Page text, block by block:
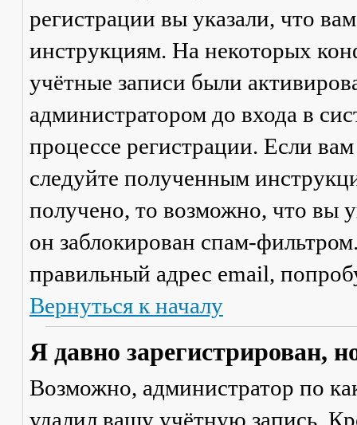
регистрации вы указали, что
инструкциям. На некоторых
учётные записи были
администратором до входа в
процессе регистрации. Если
следуйте полученным
получено, то возможно, что вы
он заблокирован спам-
правильный адрес email,
Вернуться к началу
Я давно зарегистрирован,
Возможно, администратор по
удалил вашу учётную запись.